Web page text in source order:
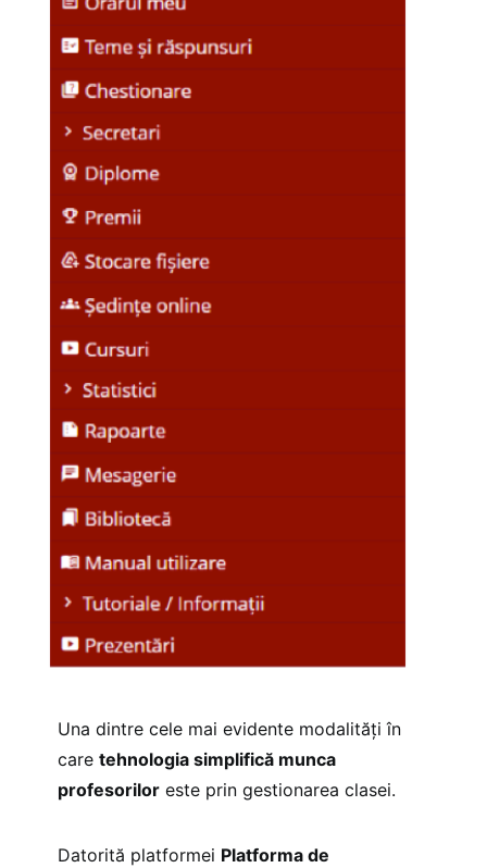
Una dintre cele mai evidente modalități în
care tehnologia simplifică munca
profesoriloreste prin gestionarea clasei.
Datorită platformei Platforma de